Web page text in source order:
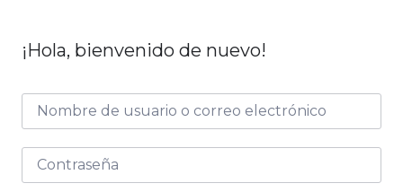
¡Hola, bienvenido de nuevo!
Curso Teórico-Práctico De
Inseminación Artificial En
$320,00 + ADD